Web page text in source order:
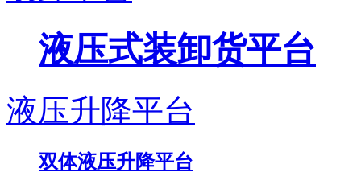
液压式装卸货平台
液压升降平台
双体液压升降平台